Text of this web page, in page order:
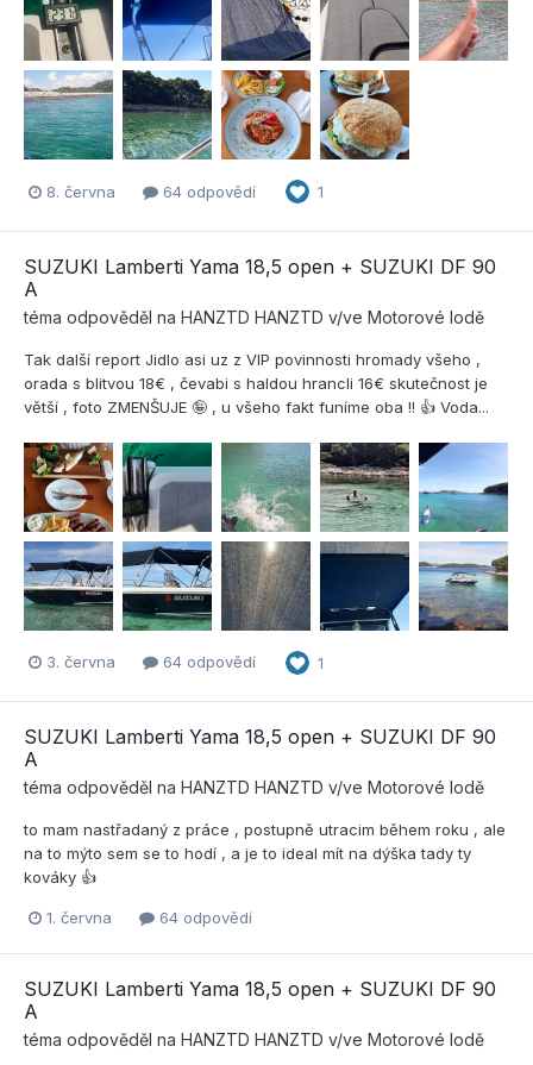
8. června 64 odpovědí 1
SUZUKI Lamberti Yama 18,5 open + SUZUKI DF 90
A
téma odpověděl na HANZTD HANZTD v/ve Motorové lodě
Tak další report Jidlo asi uz z VIP povinnosti hromady všeho ,
orada s blitvou 18€ , čevabi s haldou hrancli 16€ skutečnost je
větší , foto ZMENŠUJE 🤪 , u všeho fakt funíme oba !! 👍 Voda...
3. června 64 odpovědí 1
SUZUKI Lamberti Yama 18,5 open + SUZUKI DF 90
A
téma odpověděl na HANZTD HANZTD v/ve Motorové lodě
to mam nastřadaný z práce , postupně utracim během roku , ale
na to mýto sem se to hodí , a je to ideal mít na dýška tady ty
kováky 👍
1. června 64 odpovědí
SUZUKI Lamberti Yama 18,5 open + SUZUKI DF 90
A
téma odpověděl na HANZTD HANZTD v/ve Motorové lodě